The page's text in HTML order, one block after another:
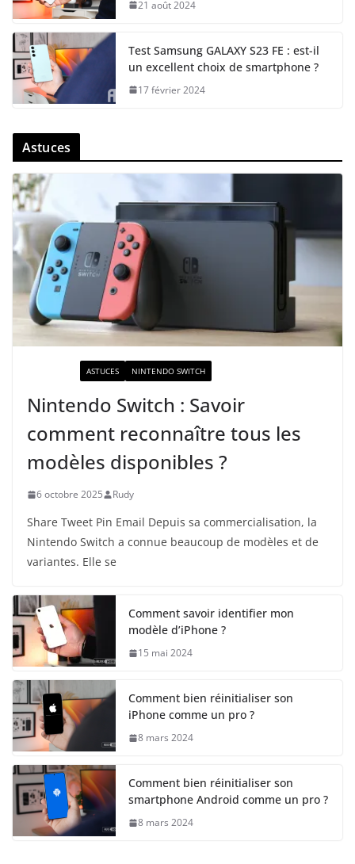
21 août 2024
Test Samsung GALAXY S23 FE : est-il
un excellent choix de smartphone ?
17 février 2024
Astuces
ASTUCES NINTENDO SWITCH
Nintendo Switch : Savoir
comment reconnaître tous les
modèles disponibles ?
6 octobre 2025 Rudy
Share Tweet Pin Email Depuis sa commercialisation, la
Nintendo Switch a connue beaucoup de modèles et de
variantes. Elle se
Comment savoir identifier mon
modèle d’iPhone ?
15 mai 2024
Comment bien réinitialiser son
iPhone comme un pro ?
8 mars 2024
Comment bien réinitialiser son
smartphone Android comme un pro ?
8 mars 2024